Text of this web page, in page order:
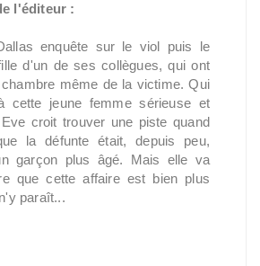
l'éditeur :
enquête sur le viol puis le
d'un de ses collègues, qui ont
même de la victime. Qui
cette jeune femme sérieuse et
croit trouver une piste quand
la défunte était, depuis peu,
garçon plus âgé. Mais elle va
que cette affaire est bien plus
paraît...